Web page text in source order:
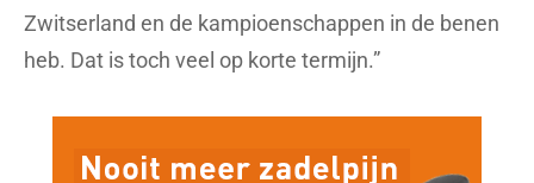
Zwitserland en de kampioenschappen in de benen
heb. Dat is toch veel op korte termijn.”